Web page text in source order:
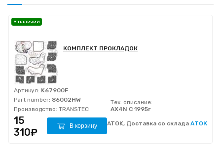
КОМПЛЕКТ ПРОКЛАДОК
Артикул: K67900F
Part number: 86002HW
Производство: TRANSTEC
Тех. описание:
AX4N C 1995г
В наличии
15
310₽
В корзину ATOK, Доставка со склада АТОК